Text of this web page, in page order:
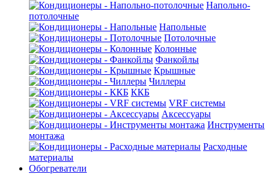
Напольно-
потолочные
Напольные
Потолочные
Колонные
Фанкойлы
Крышные
Чиллеры
ККБ
VRF системы
Аксессуары
Инструменты
монтажа
Расходные
материалы
Обогреватели